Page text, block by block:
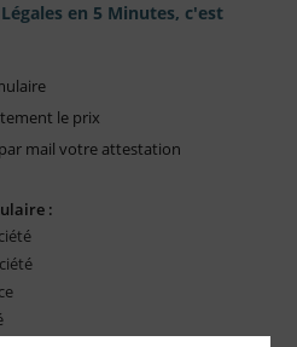
en 5 Minutes, c'est
le prix
mail votre attestation
: